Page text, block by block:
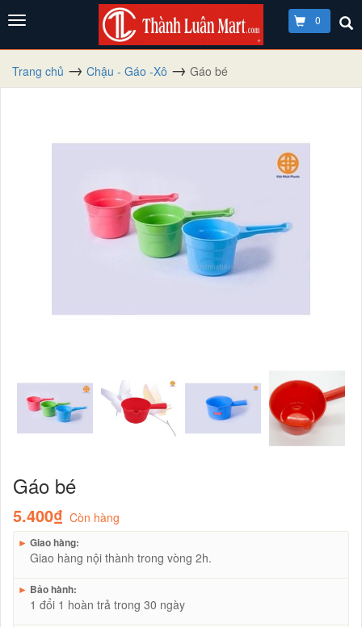
0
Trang chủ Chậu - Gáo -Xô Gáo bé
Gáo bé
5.400₫ Còn hàng
► Giao hàng:
Giao hàng nội thành trong vòng 2h.
► Bảo hành:
1 đổi 1 hoàn trả trong 30 ngày